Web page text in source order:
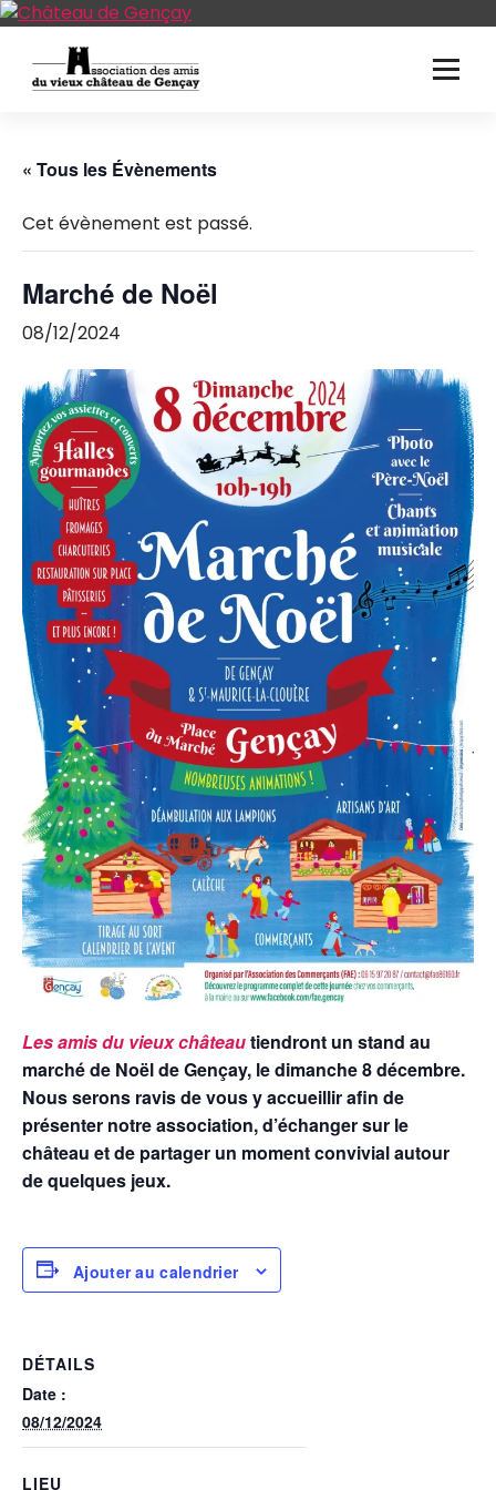
Aller
contenu
« Tous les Évènements
Cet évènement est passé.
Marché de Noël
08/12/2024
Les amis du vieux châteautiendront un stand au
marché de Noël de Gençay, le dimanche 8 décembre.
Nous serons ravis de vous y accueillir afin de
présenter notre association, d’échanger sur le
château et de partager un moment convivial autour
de quelques jeux.
Ajouter au calendrier
DÉTAILS
Date :
08/12/2024
LIEU